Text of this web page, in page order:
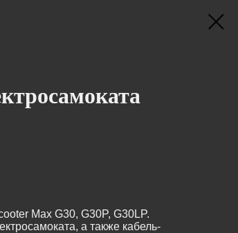
Max G30, G30P, G30LP.
а также кабель-